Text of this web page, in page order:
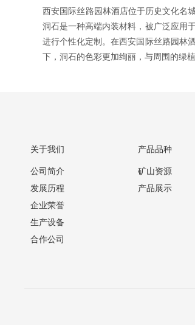
西安国际丝路园林酒店位于历史文化名
洞石是一种高端内装材料，被广泛应用
进行个性化定制。在西安国际丝路园林
下，洞石的色彩更加绚丽，与周围的绿
关于我们
公司简介
发展历程
企业荣誉
生产设备
合作公司
产品品种
矿山资源
产品展示